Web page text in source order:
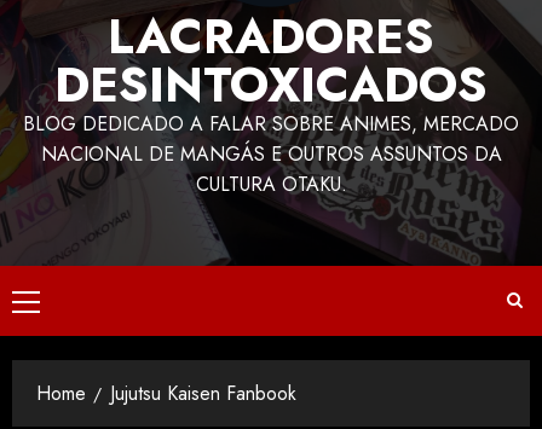
LACRADORES
DESINTOXICADOS
BLOG DEDICADO A FALAR SOBRE ANIMES, MERCADO
NACIONAL DE MANGÁS E OUTROS ASSUNTOS DA
CULTURA OTAKU.
Home Jujutsu Kaisen Fanbook